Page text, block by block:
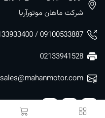
شرکت ماهان موتورآریا
09100533887 / 02133933400
02133941528
sales@mahanmotor.com